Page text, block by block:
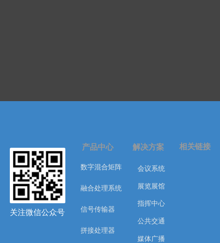
产品中心
数字混合矩阵
融合处理系统
信号传输器
拼接处理器
会议系统
展览展馆
指挥中心
公共交通
媒体广播
解决方案 相关链接
关注微信公众号